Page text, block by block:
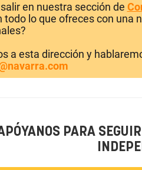
en nuestra sección de
todo lo que ofreces con una
a esta dirección y
PARA